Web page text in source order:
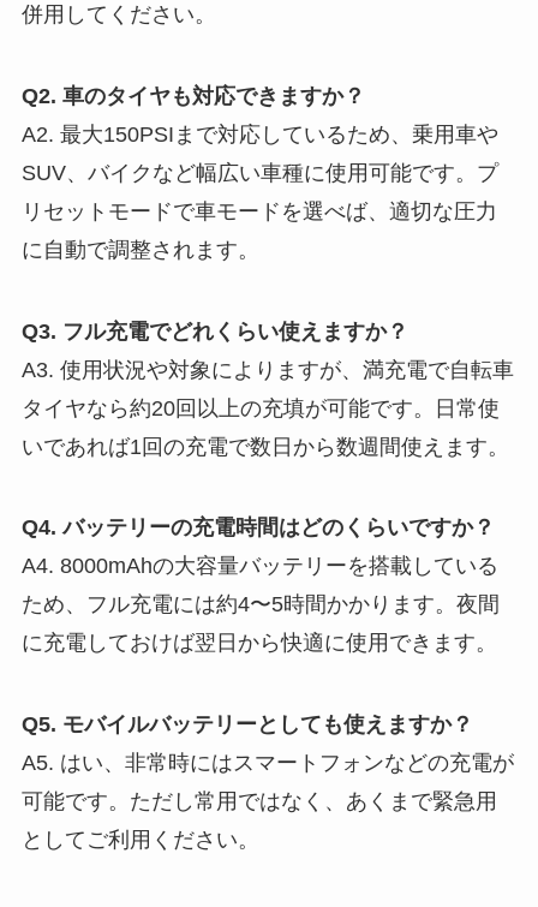
併用してください。
Q2. 車のタイヤも対応できますか？
A2. 最大150PSIまで対応しているため、乗用車や
SUV、バイクなど幅広い車種に使用可能です。プ
リセットモードで車モードを選べば、適切な圧力
に自動で調整されます。
Q3. フル充電でどれくらい使えますか？
A3. 使用状況や対象によりますが、満充電で自転車
タイヤなら約20回以上の充填が可能です。日常使
いであれば1回の充電で数日から数週間使えます。
Q4. バッテリーの充電時間はどのくらいですか？
A4. 8000mAhの大容量バッテリーを搭載している
ため、フル充電には約4〜5時間かかります。夜間
に充電しておけば翌日から快適に使用できます。
Q5. モバイルバッテリーとしても使えますか？
A5. はい、非常時にはスマートフォンなどの充電が
可能です。ただし常用ではなく、あくまで緊急用
としてご利用ください。